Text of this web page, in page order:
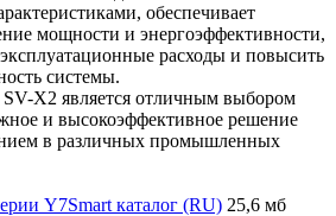
обеспечивает
мощности и энергоэффективности,
расходы и повысить
системы.
X2 является отличным выбором
и высокоэффективное решение
в различных промышленных
Y7Smart каталог (RU) 25,6 мб